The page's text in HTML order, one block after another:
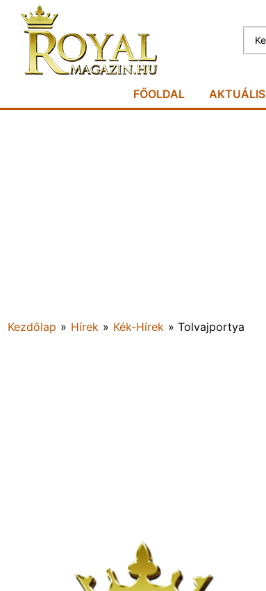
FŐOLDAL AKTUÁLIS
Kezdőlap » Hírek » Kék-Hírek » Tolvajportya